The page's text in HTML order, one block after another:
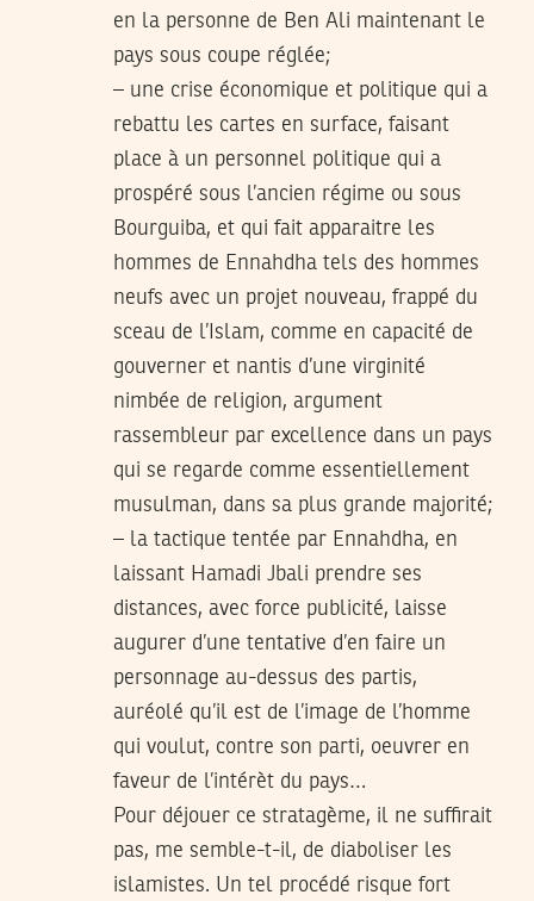
en la personne de Ben Ali maintenant le
pays sous coupe réglée;
– une crise économique et politique qui a
rebattu les cartes en surface, faisant
place à un personnel politique qui a
prospéré sous l’ancien régime ou sous
Bourguiba, et qui fait apparaitre les
hommes de Ennahdha tels des hommes
neufs avec un projet nouveau, frappé du
sceau de l’Islam, comme en capacité de
gouverner et nantis d’une virginité
nimbée de religion, argument
rassembleur par excellence dans un pays
qui se regarde comme essentiellement
musulman, dans sa plus grande majorité;
– la tactique tentée par Ennahdha, en
laissant Hamadi Jbali prendre ses
distances, avec force publicité, laisse
augurer d’une tentative d’en faire un
personnage au-dessus des partis,
auréolé qu’il est de l’image de l’homme
qui voulut, contre son parti, oeuvrer en
faveur de l’intérèt du pays…
Pour déjouer ce stratagème, il ne suffirait
pas, me semble-t-il, de diaboliser les
islamistes. Un tel procédé risque fort